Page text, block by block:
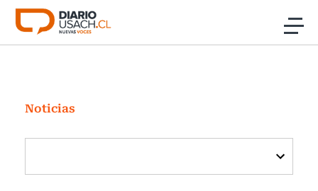
Click acá para ir directamente al contenido
Investigación
Cultura
Programas Radio y TV Usach
Noticias